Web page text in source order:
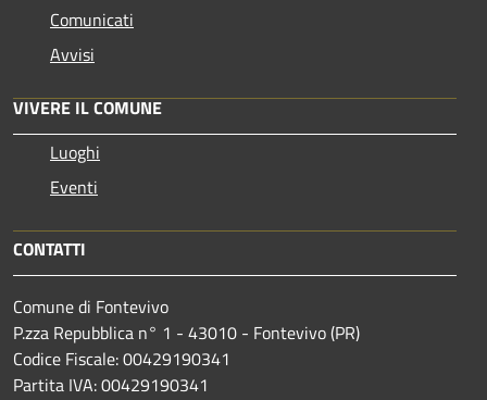
Comunicati
Avvisi
VIVERE IL COMUNE
Luoghi
Eventi
CONTATTI
Comune di Fontevivo
P.zza Repubblica n° 1 - 43010 - Fontevivo (PR)
Codice Fiscale: 00429190341
Partita IVA: 00429190341